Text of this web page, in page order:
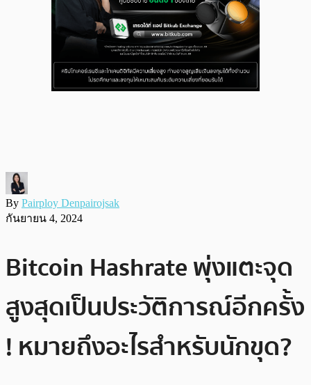
By Pairploy Denpairojsak
กันยายน 4, 2024
Bitcoin Hashrate พุ่งแตะจุด
สูงสุดเป็นประวัติการณ์อีกครั้ง
! หมายถึงอะไรสำหรับนักขุด?